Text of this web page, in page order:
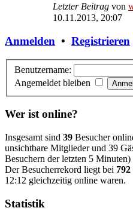
Letzter Beitrag von
10.11.2013, 20:07
Anmelden • Registrieren
Benutzername:
Angemeldet bleiben
Wer ist online?
Insgesamt sind 39 Besucher
unsichtbare Mitglieder und 39
Besuchern der letzten 5 Minuten)
Der Besucherrekord liegt bei 792
12:12 gleichzeitig online waren.
Statistik